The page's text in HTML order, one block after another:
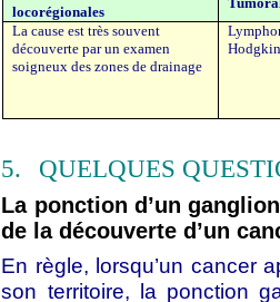
locorégionales
La cause est très souvent
découverte par un examen
soigneux des zones de drainage
5. QUELQUES
La ponction d’un
de la découverte d’un
En règle, lorsqu’un cancer
son territoire, la ponction